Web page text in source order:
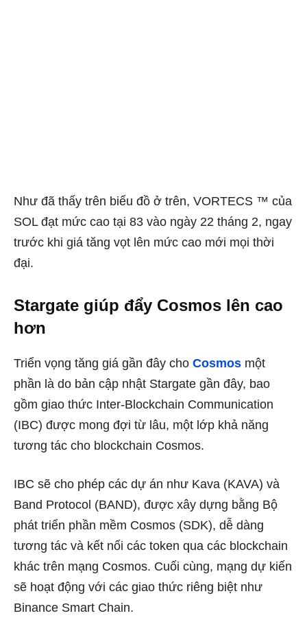
Như đã thấy trên biểu đồ ở trên, VORTECS ™ của
SOL đạt mức cao tại 83 vào ngày 22 tháng 2, ngay
trước khi giá tăng vọt lên mức cao mới mọi thời
đại.
Stargate giúp đẩy Cosmos lên cao
hơn
Triển vọng tăng giá gần đây cho Cosmos một
phần là do bản cập nhật Stargate gần đây, bao
gồm giao thức Inter-Blockchain Communication
(IBC) được mong đợi từ lâu, một lớp khả năng
tương tác cho blockchain Cosmos.
IBC sẽ cho phép các dự án như Kava (KAVA) và
Band Protocol (BAND), được xây dựng bằng Bộ
phát triển phần mềm Cosmos (SDK), dễ dàng
tương tác và kết nối các token qua các blockchain
khác trên mạng Cosmos. Cuối cùng, mạng dự kiến
​​sẽ hoạt động với các giao thức riêng biệt như
Binance Smart Chain.